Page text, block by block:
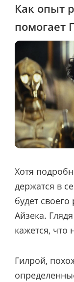
Как опыт
помогает
Хотя
держатся в
будет
Айзека.
кажется, что
Гилрой,